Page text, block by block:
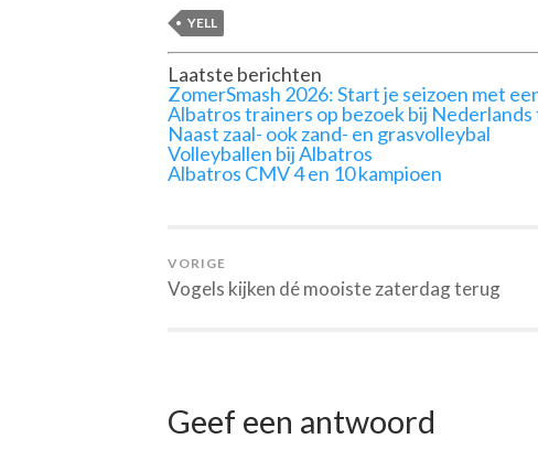
YELL
Laatste berichten
ZomerSmash 2026: Start je seizoen met
Albatros trainers op bezoek bij Nederlands
Naast zaal- ook zand- en grasvolleybal
Volleyballen bij Albatros
Albatros CMV 4 en 10 kampioen
VORIGE
Vogels kijken dé mooiste zaterdag terug
Geef een antwoord